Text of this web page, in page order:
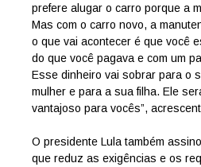
prefere alugar o carro porque a
Mas com o carro novo, a
o que vai acontecer é que você
do que você pagava e com um
Esse dinheiro vai sobrar para o
mulher e para a sua filha. Ele
vantajoso para vocês”,
O presidente Lula também
que reduz as exigências e os